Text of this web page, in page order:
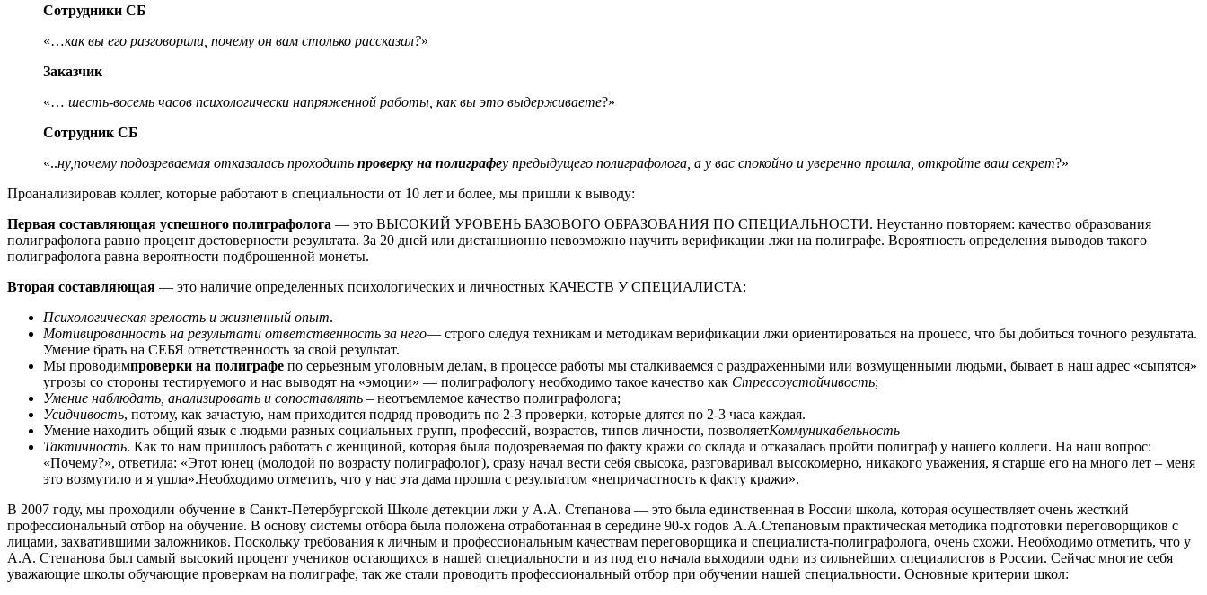
Сотрудники СБ
«…как вы его разговорили, почему он вам столько рассказал?»
Заказчик
«… шесть-восемь часов психологически напряженной работы, как вы это выдерживаете?»
Сотрудник СБ
«..ну,почему подозреваемая отказалась проходить проверку на полиграфеу предыдущего полиграфолога, а у вас спокойно и уверенно прошла, откройте ваш секрет?»
Проанализировав коллег, которые работают в специальности от 10 лет и более, мы пришли к выводу:
Первая составляющая успешного полиграфолога — это ВЫСОКИЙ УРОВЕНЬ БАЗОВОГО ОБРАЗОВАНИЯ ПО СПЕЦИАЛЬНОСТИ. Неустанно повторяем: качество образования
полиграфолога равно процент достоверности результата. За 20 дней или дистанционно невозможно научить верификации лжи на полиграфе. Вероятность определения выводов такого
полиграфолога равна вероятности подброшенной монеты.
Вторая составляющая — это наличие определенных психологических и личностных КАЧЕСТВ У СПЕЦИАЛИСТА:
Психологическая зрелость и жизненный опыт.
Мотивированность на результати ответственность за него— строго следуя техникам и методикам верификации лжи ориентироваться на процесс, что бы добиться точного результата.
Умение брать на СЕБЯ ответственность за свой результат.
Мы проводимпроверки на полиграфе по серьезным уголовным делам, в процессе работы мы сталкиваемся с раздраженными или возмущенными людьми, бывает в наш адрес «сыпятся»
угрозы со стороны тестируемого и нас выводят на «эмоции» — полиграфологу необходимо такое качество как Стрессоустойчивость;
Умение наблюдать, анализировать и сопоставлять – неотъемлемое качество полиграфолога;
Усидчивость, потому, как зачастую, нам приходится подряд проводить по 2-3 проверки, которые длятся по 2-3 часа каждая.
Умение находить общий язык с людьми разных социальных групп, профессий, возрастов, типов личности, позволяетКоммуникабельность
Тактичность. Как то нам пришлось работать с женщиной, которая была подозреваемая по факту кражи со склада и отказалась пройти полиграф у нашего коллеги. На наш вопрос:
«Почему?», ответила: «Этот юнец (молодой по возрасту полиграфолог), сразу начал вести себя свысока, разговаривал высокомерно, никакого уважения, я старше его на много лет – меня
это возмутило и я ушла».Необходимо отметить, что у нас эта дама прошла с результатом «непричастность к факту кражи».
В 2007 году, мы проходили обучение в Санкт-Петербургской Школе детекции лжи у А.А. Степанова — это была единственная в России школа, которая осуществляет очень жесткий
профессиональный отбор на обучение. В основу системы отбора была положена отработанная в середине 90-х годов А.А.Степановым практическая методика подготовки переговорщиков с
лицами, захватившими заложников. Поскольку требования к личным и профессиональным качествам переговорщика и специалиста-полиграфолога, очень схожи. Необходимо отметить, что у
А.А. Степанова был самый высокий процент учеников остающихся в нашей специальности и из под его начала выходили одни из сильнейших специалистов в России. Сейчас многие себя
уважающие школы обучающие проверкам на полиграфе, так же стали проводить профессиональный отбор при обучении нашей специальности. Основные критерии школ: